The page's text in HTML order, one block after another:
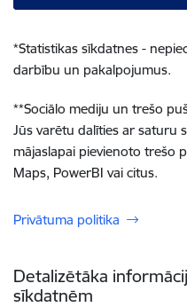
*Statistikas sīkdatnes -
darbību un pakalpojumus.
**Sociālo mediju un trešo
Jūs varētu dalīties ar saturu
mājaslapai pievienoto trešo
Maps, PowerBI vai citus.
Privātuma politika
Detalizētāka
sīkdatnēm